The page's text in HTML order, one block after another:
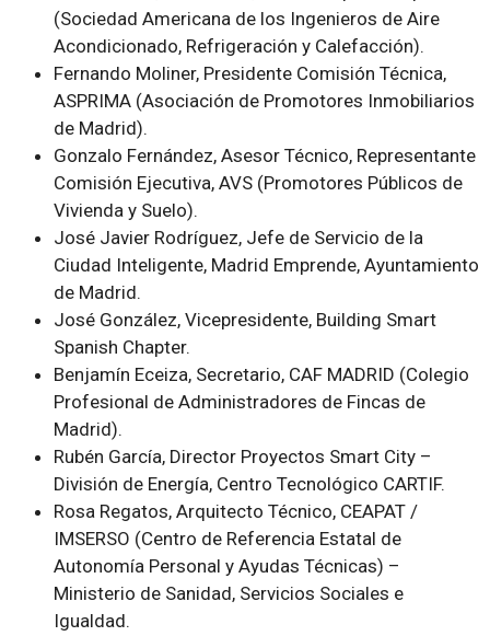
(Sociedad Americana de los Ingenieros de Aire
Acondicionado, Refrigeración y Calefacción).
Fernando Moliner, Presidente Comisión Técnica,
ASPRIMA (Asociación de Promotores Inmobiliarios
de Madrid).
Gonzalo Fernández, Asesor Técnico, Representante
Comisión Ejecutiva, AVS (Promotores Públicos de
Vivienda y Suelo).
José Javier Rodríguez, Jefe de Servicio de la
Ciudad Inteligente, Madrid Emprende, Ayuntamiento
de Madrid.
José González, Vicepresidente, Building Smart
Spanish Chapter.
Benjamín Eceiza, Secretario, CAF MADRID (Colegio
Profesional de Administradores de Fincas de
Madrid).
Rubén García, Director Proyectos Smart City –
División de Energía, Centro Tecnológico CARTIF.
Rosa Regatos, Arquitecto Técnico, CEAPAT /
IMSERSO (Centro de Referencia Estatal de
Autonomía Personal y Ayudas Técnicas) –
Ministerio de Sanidad, Servicios Sociales e
Igualdad.